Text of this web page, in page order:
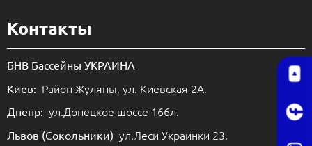
Контакты
БНВ Бассейны УКРАИНА
Киев: Район Жуляны, ул. Киевская 2А.
Днепр: ул.Донецкое шоссе 166л.
Львов (Сокольники) ул.Леси Украинки 23.